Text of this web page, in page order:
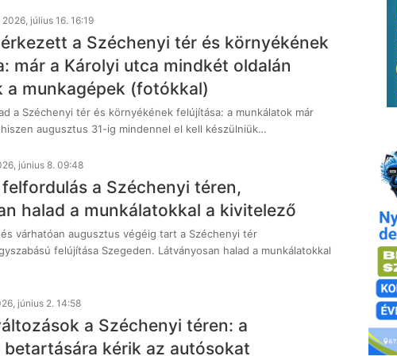
2026, július 16. 16:19
a Széchenyi tér és környékének
már a Károlyi utca mindkét oldalán
a munkagépek (fotókkal)
a Széchenyi tér és környékének felújítása: a munkálatok már
augusztus 31-ig mindennel el kell készülniük…
június 8. 09:48
a Széchenyi téren,
halad a munkálatokkal a kivitelező
várhatóan augusztus végéig tart a Széchenyi tér
felújítása Szegeden. Látványosan halad a munkálatokkal
június 2. 14:58
a Széchenyi téren: a
kérik az autósokat